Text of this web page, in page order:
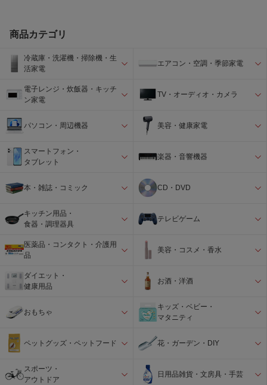
商品カテゴリ
冷蔵庫・洗濯機・掃除機・生
活家電
エアコン・空調・季節家電
電子レンジ・炊飯器・キッチ
ン家電
TV・オーディオ・カメラ
パソコン・周辺機器 美容・健康家電
スマートフォン・
タブレット
楽器・音響機器
本・雑誌・コミック CD・DVD
キッチン用品・
食器・調理器具
テレビゲーム
医薬品・コンタクト・介護用
品
美容・コスメ・香水
ダイエット・
健康用品
お酒・洋酒
おもちゃ
キッズ・ベビー・
マタニティ
ペットグッズ・ペットフード 花・ガーデン・DIY
スポーツ・
アウトドア
日用品雑貨・文房具・手芸